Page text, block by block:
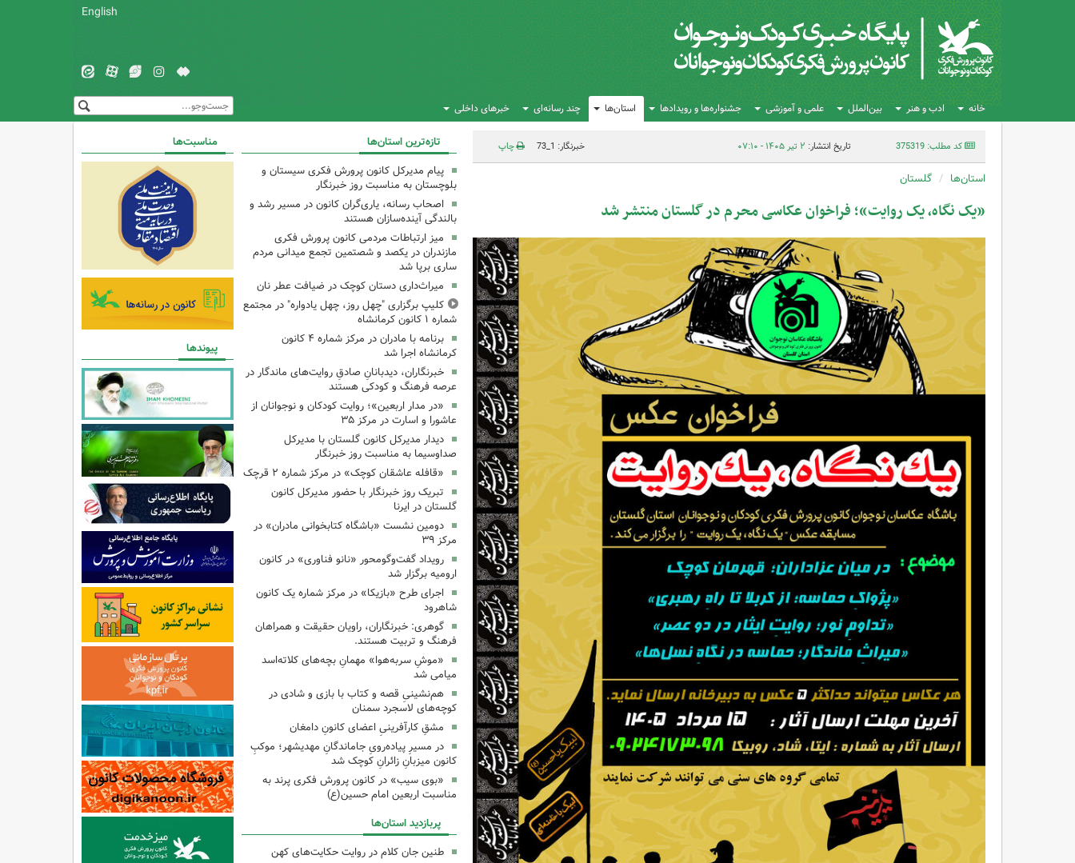
English
خانه ادب و هنر بین‌الملل علمی و آموزشی جشنواره‌ها و رویدادها استان‌ها چند رسانه‌ای خبرهای داخلی
کد مطلب: 375319 تاریخ انتشار: ۲ تیر ۱۴۰۵ - ۰۷:۱۰ خبرنگار: 1_73 چاپ
استان‌ها گلستان
«یک نگاه، یک روایت»؛ فراخوان عکاسی محرم در گلستان منتشر شد
تازه‌ترین استان‌ها
پیام مدیرکل کانون پرورش فکری سیستان و
بلوچستان به مناسبت روز خبرنگار
اصحاب رسانه، یاری‌گران کانون در مسیر رشد و
بالندگی آینده‌سازان هستند
میز ارتباطات مردمی کانون پرورش فکری
مازندران در یکصد و شصتمین تجمع میدانی مردم
ساری برپا شد
میراث‌داری دستان کوچک در ضیافت عطر نان
کلیپ برگزاری "چهل روز، چهل یادواره" در مجتمع
شماره ۱ کانون کرمانشاه
برنامه با مادران در مرکز شماره ۴ کانون
کرمانشاه اجرا شد
خبرنگاران، دیدبانانِ صادقِ روایت‌های ماندگار در
عرصه فرهنگ و کودکی هستند
«در مدار اربعین»؛ روایت کودکان و نوجوانان از
عاشورا و اسارت در مرکز ۳۵
دیدار مدیرکل کانون گلستان با مدیرکل
صداوسیما به مناسبت روز خبرنگار
«قافله عاشقان کوچک» در مرکز شماره ۲ قرچک
تبریک روز خبرنگار با حضور مدیرکل کانون
گلستان در ایرنا
دومین نشست «باشگاه کتابخوانی مادران» در
مرکز ۳۹
رویداد گفت‌وگومحور «نانو فناوری» در کانون
ارومیه برگزار شد
اجرای طرح «بازیکا» در مرکز شماره یک کانون
شاهرود
گوهری: خبرنگاران، راویان حقیقت و همراهان
فرهنگ و تربیت هستند.
«موشِ سربه‌هوا» مهمانِ بچه‌های کلاته‌اسد
میامی شد
هم‌نشینیِ قصه و کتاب با بازی و شادی در
کوچه‌های لاسجرد سمنان
مشقِ کارآفرینیِ اعضای کانونِ دامغان
در مسیرِ پیاده‌رویِ جاماندگانِ مهدیشهر؛ موکبِ
کانون میزبانِ زائرانِ کوچک شد
«بوی سیب» در کانون پرورش فکری پرند به
مناسبت اربعین امام حسین(ع)
پربازدید استان‌ها
طنین جان کلام در روایت حکایت‌های کهن
مناسبت‌ها
پیوندها